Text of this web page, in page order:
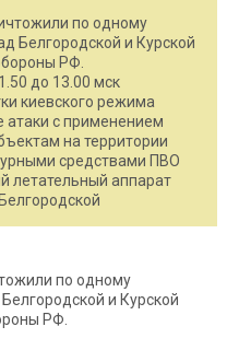
по одному
Белгородской и Курской
РФ.
до 13.00 мск
киевского режима
атаки c применением
на территории
средствами ПВО
летательный аппарат
по одному
и Курской
РФ.